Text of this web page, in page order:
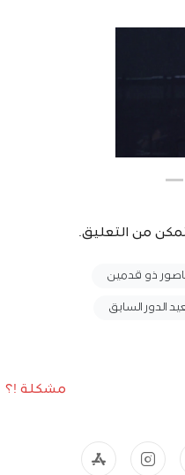
من التعليق.
ذو قدمين
الدور السابق
مشكلة !؟